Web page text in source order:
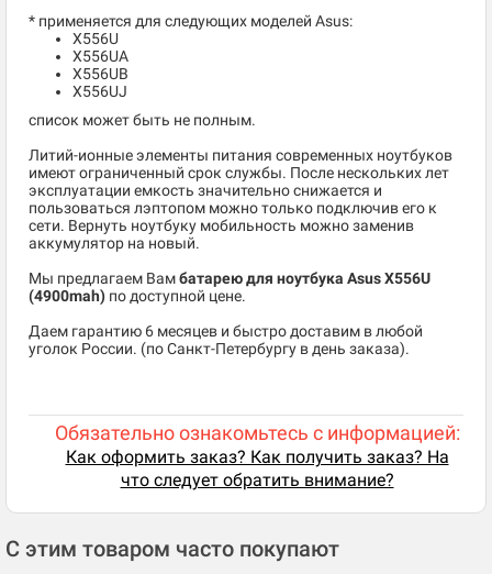
* применяется для следующих моделей Asus:
X556U
X556UA
X556UB
X556UJ
список может быть не полным.
Литий-ионные элементы питания современных ноутбуков
имеют ограниченный срок службы. После нескольких лет
эксплуатации емкость значительно снижается и
пользоваться лэптопом можно только подключив его к
сети. Вернуть ноутбуку мобильность можно заменив
аккумулятор на новый.
Мы предлагаем Вамбатарею для ноутбука Asus X556U
(4900mah) по доступной цене.
Даем гарантию 6 месяцев и быстро доставим в любой
уголок России. (по Санкт-Петербургу в день заказа).
Обязательно ознакомьтесь с информацией:
Как оформить заказ? Как получить заказ? На
что следует обратить внимание?
С этим товаром часто покупают